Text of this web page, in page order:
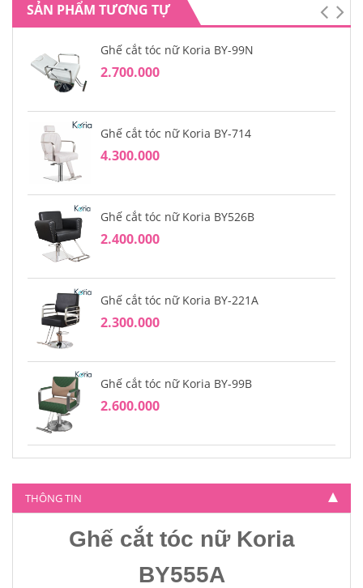
SẢN PHẨM TƯƠNG TỰ
Ghế cắt tóc nữ Koria BY-99N
2.700.000
Ghế cắt tóc nữ Koria BY-714
4.300.000
Ghế cắt tóc nữ Koria BY526B
2.400.000
Ghế cắt tóc nữ Koria BY-221A
2.300.000
Ghế cắt tóc nữ Koria BY-99B
2.600.000
4.500.000
THÔNG TIN
Ghế cắt tóc nữ Koria
BY555A